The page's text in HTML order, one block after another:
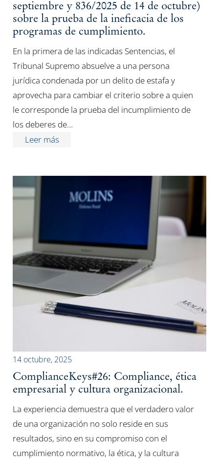
septiembre y 836/2025 de 14 de octubre)
sobre la prueba de la ineficacia de los
programas de cumplimiento.
En la primera de las indicadas Sentencias, el
Tribunal Supremo absuelve a una persona
jurídica condenada por un delito de estafa y
aprovecha para cambiar el criterio sobre a quien
le corresponde la prueba del incumplimiento de
los deberes de…
Leer más
14 octubre, 2025
ComplianceKeys#26: Compliance, ética
empresarial y cultura organizacional.
La experiencia demuestra que el verdadero valor
de una organización no solo reside en sus
resultados, sino en su compromiso con el
cumplimiento normativo, la ética, y la cultura